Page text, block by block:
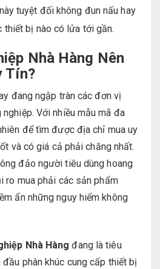
tuyệt đối không đun nấu hay
thiết bị nào có lửa tới gần.
Nhà Hàng Nên
Tín?
đang ngập tràn các đơn vị
Với nhiều mẫu mã đa
để tìm được địa chỉ mua uy
và có giá cả phải chăng nhất.
đảo người tiêu dùng hoang
ro mua phải các sản phẩm
ẩn những nguy hiểm không
Nhà Hàng đang là tiêu
phân khúc cung cấp thiết bị